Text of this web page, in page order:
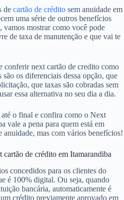
de cartão de crédito sem anuidade em
uma série de outros benefícios
vamos mostrar como você pode
de taxa de manutenção e que vai te
conferir next cartão de credito como
os diferenciais dessa opção, que
que taxas são cobradas sem
essa alternativa no seu dia a dia.
até o final e confira como o Next
vale a pena para quem está em
anuidade, mas com vários benefícios!
de crédito em Itamarandiba
concedidos para os clientes do
é 100% digital. Ou seja, quando
bancária, automaticamente é
crédito previamente aprovado em